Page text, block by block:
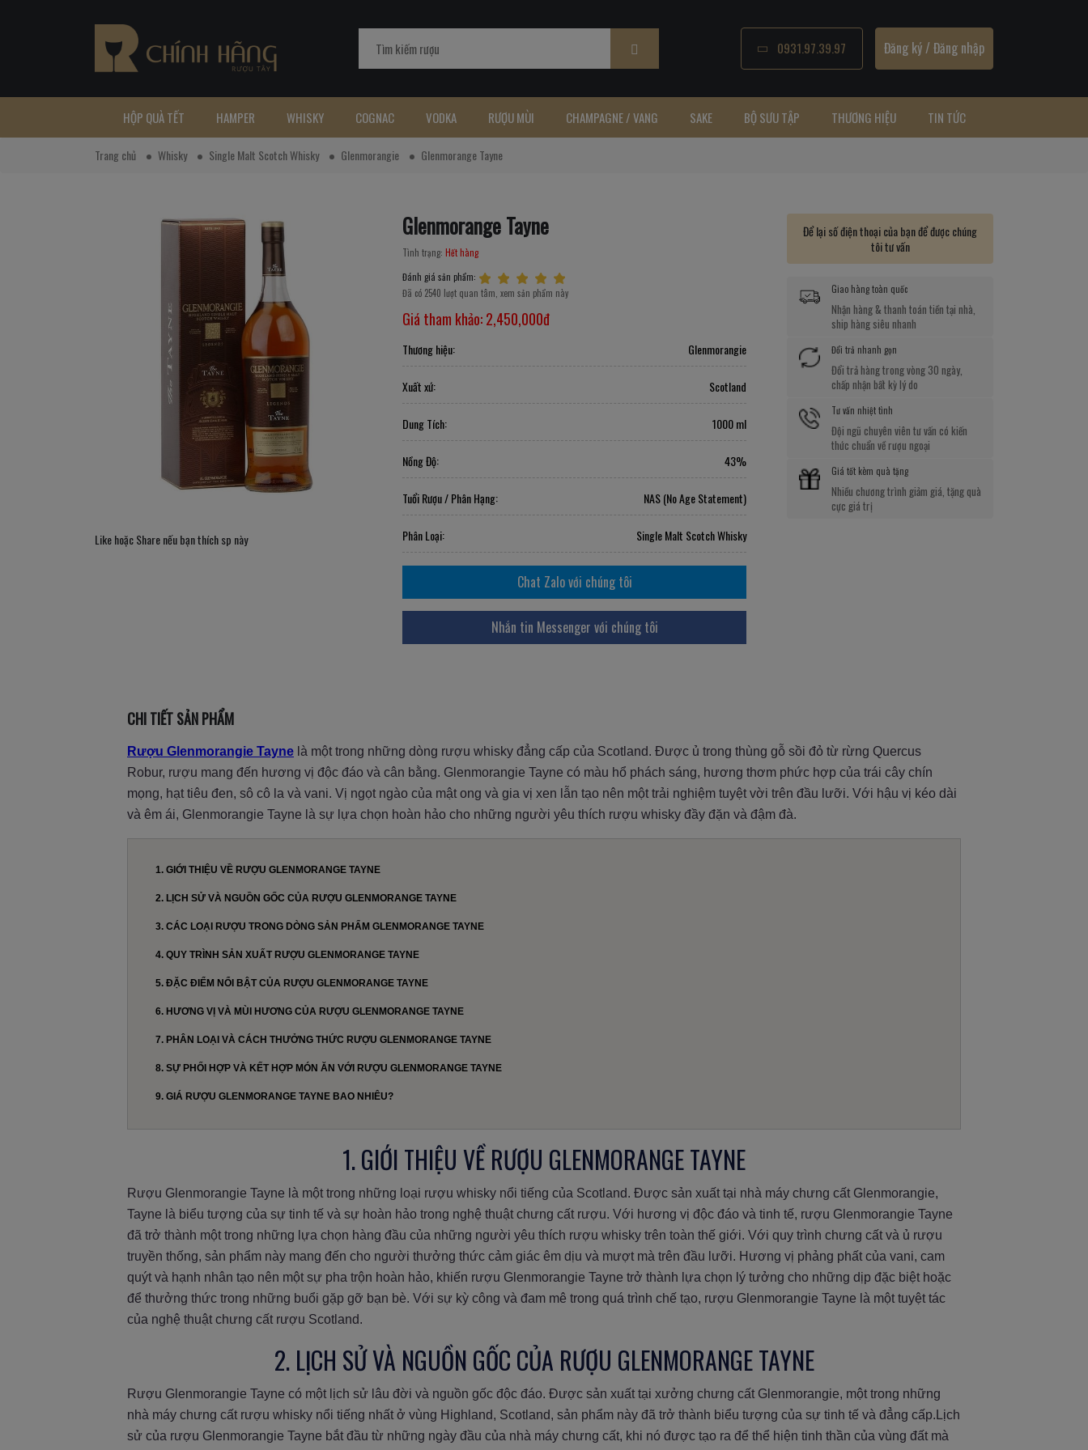
0931.97.39.97 Đăng ký/ Đăng nhập
HỘP QUÀ TẾT HAMPER WHISKY COGNAC VODKA RƯỢU MÙI CHAMPAGNE / VANG SAKE BỘ SƯU TẬP THƯƠNG HIỆU TIN TỨC
Trang chủ Whisky Single Malt Scotch Whisky Glenmorangie Glenmorange Tayne
Like hoặc Share nếu bạn thích sp này
Glenmorange Tayne
Tình trạng: Hết hàng
Đánh giá sản phẩm:
Đã có 2540 lượt quan tâm, xem sản phẩm này
Giá tham khảo:2,450,000đ
Thương hiệu: Glenmorangie
Xuất xứ: Scotland
Dung Tích: 1000 ml
Nồng Độ: 43%
Tuổi Rượu / Phân Hạng: NAS (No Age Statement)
Phân Loại: Single Malt Scotch Whisky
Chat Zalo với chúng tôi
Nhắn tin Messenger với chúng tôi
Để lại số điện thoại của bạn để được chúng
tôi tư vấn
Giao hàng toàn quốc
Nhận hàng & thanh toán tiền tại nhà,
ship hàng siêu nhanh
Đổi trả nhanh gọn
Đổi trả hàng trong vòng 30 ngày,
chấp nhận bất kỳ lý do
Tư vấn nhiệt tình
Đội ngũ chuyên viên tư vấn có kiến
thức chuẩn về rượu ngoại
Giá tốt kèm quà tặng
Nhiều chương trình giảm giá, tặng quà
cực giá trị
CHI TIẾT SẢN PHẨM
Rượu Glenmorangie Tayne là một trong những dòng rượu whisky đẳng cấp của Scotland. Được ủ trong thùng gỗ sồi đỏ từ rừng Quercus
Robur, rượu mang đến hương vị độc đáo và cân bằng. Glenmorangie Tayne có màu hổ phách sáng, hương thơm phức hợp của trái cây chín
mọng, hạt tiêu đen, sô cô la và vani. Vị ngọt ngào của mật ong và gia vị xen lẫn tạo nên một trải nghiệm tuyệt vời trên đầu lưỡi. Với hậu vị kéo dài
và êm ái, Glenmorangie Tayne là sự lựa chọn hoàn hảo cho những người yêu thích rượu whisky đầy đặn và đậm đà.
1. GIỚI THIỆU VỀ RƯỢU GLENMORANGE TAYNE
2. LỊCH SỬ VÀ NGUỒN GỐC CỦA RƯỢU GLENMORANGE TAYNE
3. CÁC LOẠI RƯỢU TRONG DÒNG SẢN PHẨM GLENMORANGE TAYNE
4. QUY TRÌNH SẢN XUẤT RƯỢU GLENMORANGE TAYNE
5. ĐẶC ĐIỂM NỔI BẬT CỦA RƯỢU GLENMORANGE TAYNE
6. HƯƠNG VỊ VÀ MÙI HƯƠNG CỦA RƯỢU GLENMORANGE TAYNE
7. PHÂN LOẠI VÀ CÁCH THƯỞNG THỨC RƯỢU GLENMORANGE TAYNE
8. SỰ PHỐI HỢP VÀ KẾT HỢP MÓN ĂN VỚI RƯỢU GLENMORANGE TAYNE
9. GIÁ RƯỢU GLENMORANGE TAYNE BAO NHIÊU?
1. GIỚI THIỆU VỀ RƯỢU GLENMORANGE TAYNE
Rượu Glenmorangie Tayne là một trong những loại rượu whisky nổi tiếng của Scotland. Được sản xuất tại nhà máy chưng cất Glenmorangie,
Tayne là biểu tượng của sự tinh tế và sự hoàn hảo trong nghệ thuật chưng cất rượu. Với hương vị độc đáo và tinh tế, rượu Glenmorangie Tayne
đã trở thành một trong những lựa chọn hàng đầu của những người yêu thích rượu whisky trên toàn thế giới. Với quy trình chưng cất và ủ rượu
truyền thống, sản phẩm này mang đến cho người thưởng thức cảm giác êm dịu và mượt mà trên đầu lưỡi. Hương vị phảng phất của vani, cam
quýt và hạnh nhân tạo nên một sự pha trộn hoàn hảo, khiến rượu Glenmorangie Tayne trở thành lựa chọn lý tưởng cho những dịp đặc biệt hoặc
để thưởng thức trong những buổi gặp gỡ bạn bè. Với sự kỳ công và đam mê trong quá trình chế tạo, rượu Glenmorangie Tayne là một tuyệt tác
của nghệ thuật chưng cất rượu Scotland.
2. LỊCH SỬ VÀ NGUỒN GỐC CỦA RƯỢU GLENMORANGE TAYNE
Rượu Glenmorangie Tayne có một lịch sử lâu đời và nguồn gốc độc đáo. Được sản xuất tại xưởng chưng cất Glenmorangie, một trong những
nhà máy chưng cất rượu whisky nổi tiếng nhất ở vùng Highland, Scotland, sản phẩm này đã trở thành biểu tượng của sự tinh tế và đẳng cấp.Lịch
sử của rượu Glenmorangie Tayne bắt đầu từ những ngày đầu của nhà máy chưng cất, khi nó được tạo ra để thể hiện tinh thần của vùng đất mà